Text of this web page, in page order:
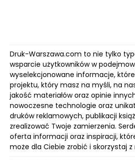
Druk-Warszawa.com to nie tylko
wsparcie użytkowników w
wyselekcjonowane informacje,
projektu, który masz na myśli, na
jakość materiałów oraz opinie
nowoczesne technologie oraz
druków reklamowych, publikacji
zrealizować Twoje zamierzenia.
oferta informacji oraz inspiracji,
może dla Ciebie zrobić i skorzystaj